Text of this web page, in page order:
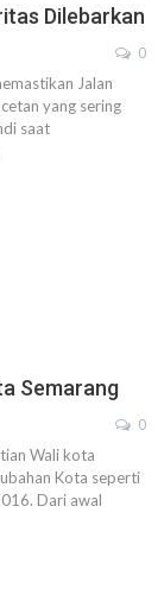
Dilebarkan
0
Jalan
yang sering
saat
Semarang
0
Wali kota
Kota seperti
Dari awal